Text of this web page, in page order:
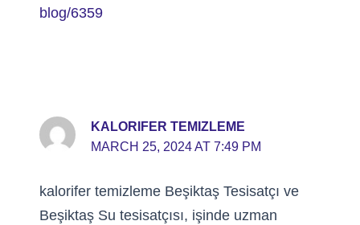
blog/6359
KALORIFER TEMIZLEME
MARCH 25, 2024 AT 7:49 PM
kalorifer temizleme Beşiktaş Tesisatçı ve
Beşiktaş Su tesisatçısı, işinde uzman